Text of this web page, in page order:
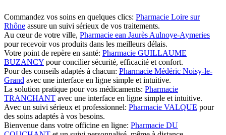
Commandez vos soins en quelques clics: Pharmacie Loire sur
Rhône assure un suivi sérieux de vos traitements.
Au cœur de votre ville, Pharmacie ean Jaurès Aulnoye-Aymeries
pour recevoir vos produits dans les meilleurs délais.
Votre point de repère en santé: Pharmacie GUILLAUME
BUZANCY pour concilier sécurité, efficacité et confort.
Pour des conseils adaptés à chacun: Pharmacie Médéric Noisy-le-
Grand avec une interface en ligne simple et intuitive.
La solution pratique pour vos médicaments: Pharmacie
TRANCHANT avec une interface en ligne simple et intuitive.
Avec un suivi sérieux et professionnel: Pharmacie VALQUE pour
des soins adaptés à vos besoins.
Bienvenue dans votre officine en ligne: Pharmacie DU